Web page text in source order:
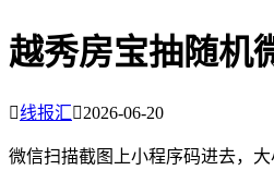
越秀房宝抽随机
线报汇2026-06-20
微信扫描截图上小程序码进去，大